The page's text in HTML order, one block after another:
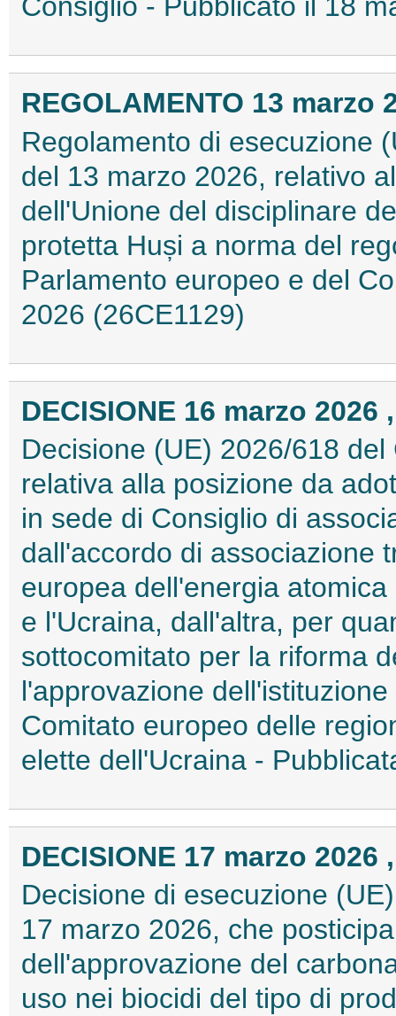
Consiglio - Pubblicato il 18
REGOLAMENTO 13 marzo
Regolamento di esecuzione
del 13 marzo 2026, relativo
dell'Unione del disciplinare
protetta Huși a norma del
Parlamento europeo e del
2026 (26CE1129)
DECISIONE 16 marzo 2026
Decisione (UE) 2026/618
relativa alla posizione da
in sede di Consiglio di
dall'accordo di associazione
europea dell'energia
e l'Ucraina, dall'altra, per
sottocomitato per la riforma
l'approvazione
Comitato europeo delle
elette dell'Ucraina -
DECISIONE 17 marzo 2026
Decisione di esecuzione
17 marzo 2026, che
dell'approvazione del
uso nei biocidi del tipo di